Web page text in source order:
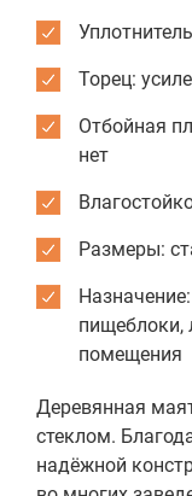
Торец:
Отбойная
нет
Размеры:
пищеблоки,
помещения
Деревянная
стеклом.
надёжной